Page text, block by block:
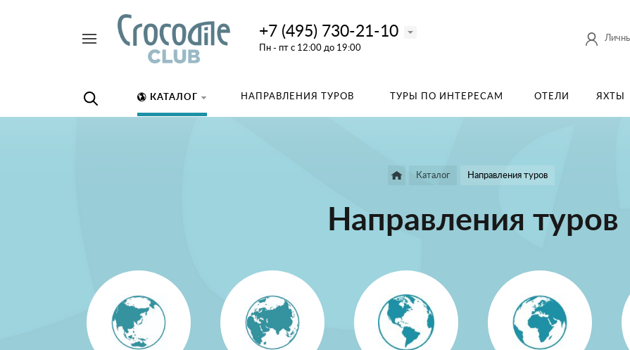
+7 (495) 730-21-10
Пн - пт с 12:00 до 19:00
КАТАЛОГ НАПРАВЛЕНИЯ ТУРОВ ТУРЫ ПО ИНТЕРЕСАМ ОТЕЛИ ЯХТЫ
Каталог Направления туров
Направления туров